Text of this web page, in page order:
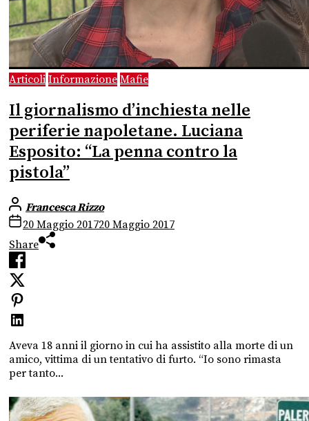
Articoli Informazione Mafie
Il giornalismo d’inchiesta nelle
periferie napoletane. Luciana
Esposito: “La penna contro la
pistola”
Francesca Rizzo
20 Maggio 201720 Maggio 2017
Share
Aveva 18 anni il giorno in cui ha assistito alla morte di un
amico, vittima di un tentativo di furto. “Io sono rimasta
per tanto...